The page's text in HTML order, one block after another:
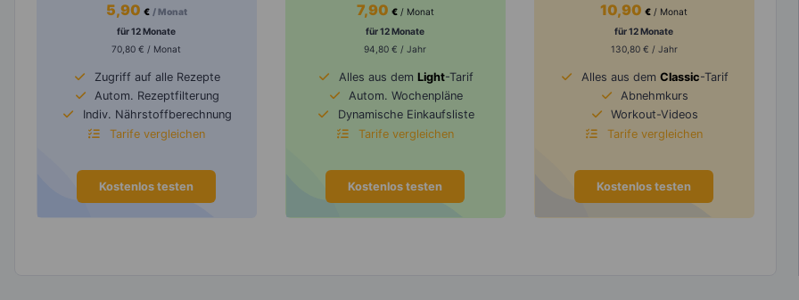
5,90 € / Monat
für 12 Monate
70,80 € / Monat
Zugriff auf alle Rezepte
Autom. Rezeptfilterung
Indiv. Nährstoffberechnung
Tarife vergleichen
Kostenlos testen
7,90 € / Monat
für 12 Monate
94,80 € / Jahr
Alles aus dem Light-Tarif
Autom. Wochenpläne
Dynamische Einkaufsliste
Tarife vergleichen
Kostenlos testen
10,90€ / Monat
für 12 Monate
130,80 € / Jahr
Alles aus dem Classic-Tarif
Abnehmkurs
Workout-Videos
Tarife vergleichen
Kostenlos testen